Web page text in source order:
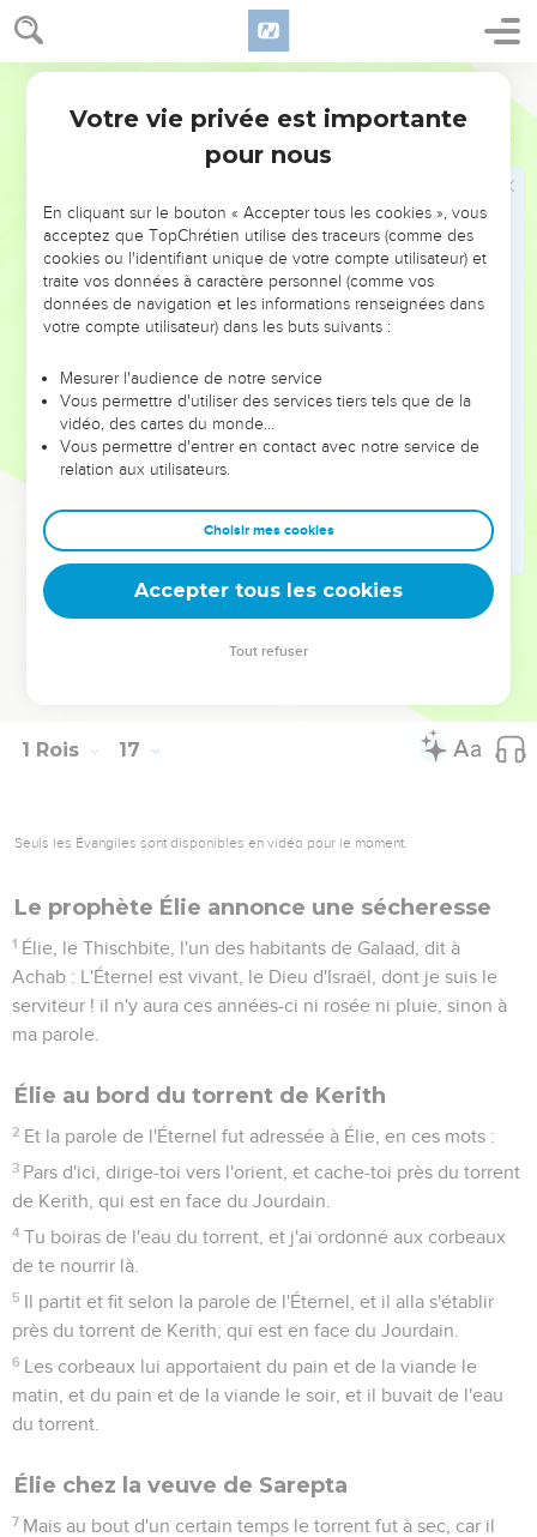
1 Rois 16
28 Omri se coucha avec ses pères, et il fut enterré à Samarie.
Et Achab, son fils, régna à sa place.
Achab, roi d'Israël
Achab, fils d'Omri, régna sur Israël, la trente-huitième
année d'Asa, roi de Juda. Achab, fils d'Omri, régna vingt-
deux ans sur Israël à Samarie.
Achab, fils d'Omri, fit ce qui est mal aux yeux de l'Éternel,
plus que tous ceux qui avaient été avant lui.
Et comme si c'eût été pour lui peu de choses de se livrer
Jézabel, fille d'Ethbaal, roi des Sidoniens, et il alla servir Baal
et se prosterner devant lui.
Il éleva un autel à Baal dans la maison de Baal qu'il bâtit à
Samarie,
et il fit une idole d'Astarté. Achab fit plus encore que tous
les rois d'Israël qui avaient été avant lui, pour irriter l'Éternel,
le Dieu d'Israël.
De son temps, Hiel de Béthel bâtit Jéricho ; il en jeta les
fondements au prix d'Abiram, son premier-né, et il en posa
1 Rois 17
Seuls les Évangiles sont disponibles en vidéo pour le moment.
Le prophète Élie annonce une sécheresse
1 Élie, le Thischbite, l'un des habitants de Galaad, dit à
Achab : L'Éternel est vivant, le Dieu d'Israël, dont je suis le
serviteur ! il n'y aura ces années-ci ni rosée ni pluie, sinon à
ma parole.
Élie au bord du torrent de Kerith
2 Et la parole de l'Éternel fut adressée à Élie, en ces mots :
3 Pars d'ici, dirige-toi vers l'orient, et cache-toi près du torrent
de Kerith, qui est en face du Jourdain.
4 Tu boiras de l'eau du torrent, et j'ai ordonné aux corbeaux
de te nourrir là.
5 Il partit et fit selon la parole de l'Éternel, et il alla s'établir
près du torrent de Kerith, qui est en face du Jourdain.
6 Les corbeaux lui apportaient du pain et de la viande le
matin, et du pain et de la viande le soir, et il buvait de l'eau
du torrent.
Élie chez la veuve de Sarepta
7 Mais au bout d'un certain temps le torrent fut à sec, car il
Votre vie privée est importante
pour nous
En cliquant sur le bouton « Accepter tous les cookies », vous
acceptez que TopChrétien utilise des traceurs (comme des
cookies ou l'identifiant unique de votre compte utilisateur) et
traite vos données à caractère personnel (comme vos
données de navigation et les informations renseignées dans
votre compte utilisateur) dans les buts suivants :
Mesurer l'audience de notre service
Vous permettre d'utiliser des services tiers tels que de la
vidéo, des cartes du monde…
Vous permettre d'entrer en contact avec notre service de
relation aux utilisateurs.
Choisir mes cookies
Accepter tous les cookies
Tout refuser